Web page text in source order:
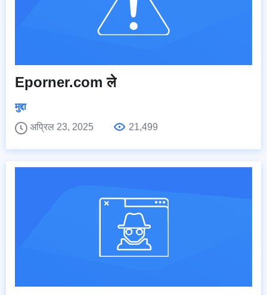
Eporner.com ले
मुद्दा
अप्रिल 23, 2025
21,499